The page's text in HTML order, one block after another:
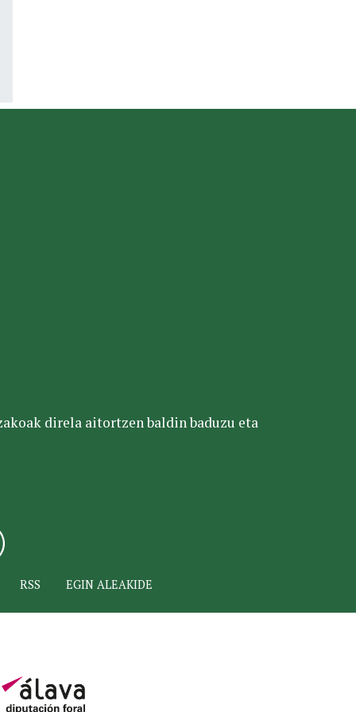
direla aitortzen baldin baduzu eta
RSS EGIN ALEAKIDE